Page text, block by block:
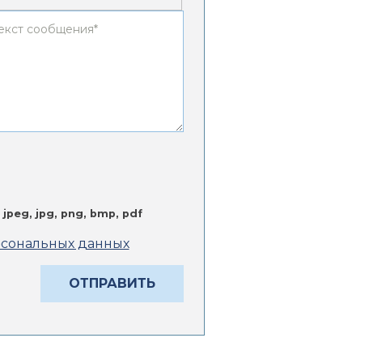
jpg, png, bmp, pdf
данных